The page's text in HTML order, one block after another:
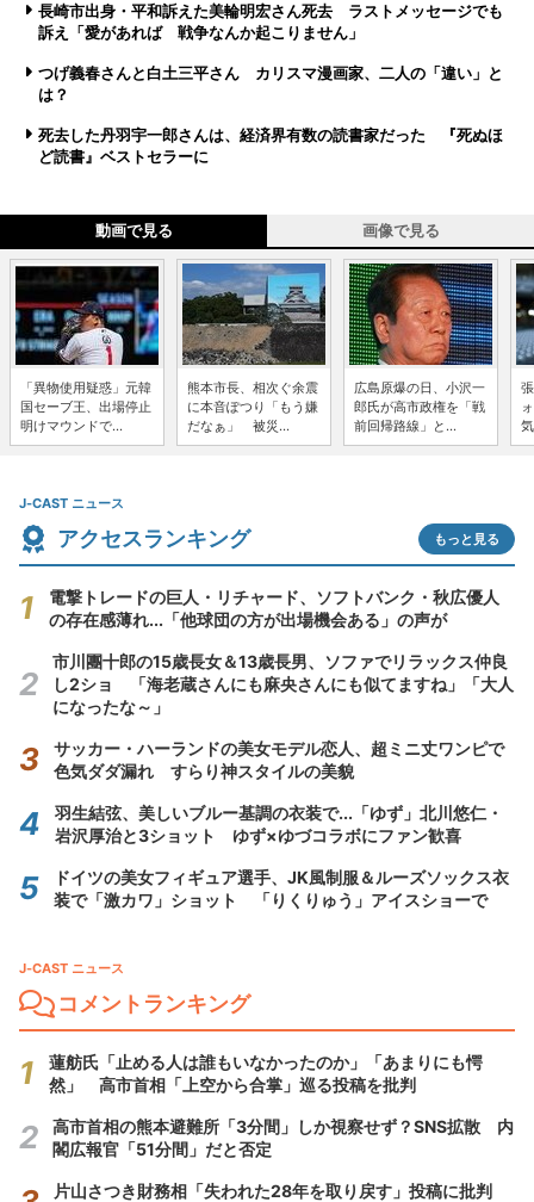
長崎市出身・平和訴えた美輪明宏さん死去 ラストメッセージでも
訴え「愛があれば 戦争なんか起こりません」
つげ義春さんと白土三平さん カリスマ漫画家、二人の「違い」と
は？
死去した丹羽宇一郎さんは、経済界有数の読書家だった 『死ぬほ
ど読書』ベストセラーに
動画で見る 画像で見る
「異物使用疑惑」元韓
国セーブ王、出場停止
明けマウンドで...
熊本市長、相次ぐ余震
に本音ぽつり「もう嫌
だなぁ」 被災...
広島原爆の日、小沢一
郎氏が高市政権を「戦
前回帰路線」と...
J-CAST ニュース
アクセスランキング もっと見る
電撃トレードの巨人・リチャード、ソフトバンク・秋広優人
の存在感薄れ...「他球団の方が出場機会ある」の声が
市川團十郎の15歳長女＆13歳長男、ソファでリラックス仲良
し2ショ 「海老蔵さんにも麻央さんにも似てますね」「大人
になったな～」
サッカー・ハーランドの美女モデル恋人、超ミニ丈ワンピで
色気ダダ漏れ すらり神スタイルの美貌
羽生結弦、美しいブルー基調の衣装で...「ゆず」北川悠仁・
岩沢厚治と3ショット ゆず×ゆづコラボにファン歓喜
ドイツの美女フィギュア選手、JK風制服＆ルーズソックス衣
装で「激カワ」ショット 「りくりゅう」アイスショーで
J-CAST ニュース
コメントランキング
蓮舫氏「止める人は誰もいなかったのか」「あまりにも愕
然」 高市首相「上空から合掌」巡る投稿を批判
高市首相の熊本避難所「3分間」しか視察せず？SNS拡散 内
閣広報官「51分間」だと否定
片山さつき財務相「失われた28年を取り戻す」投稿に批判